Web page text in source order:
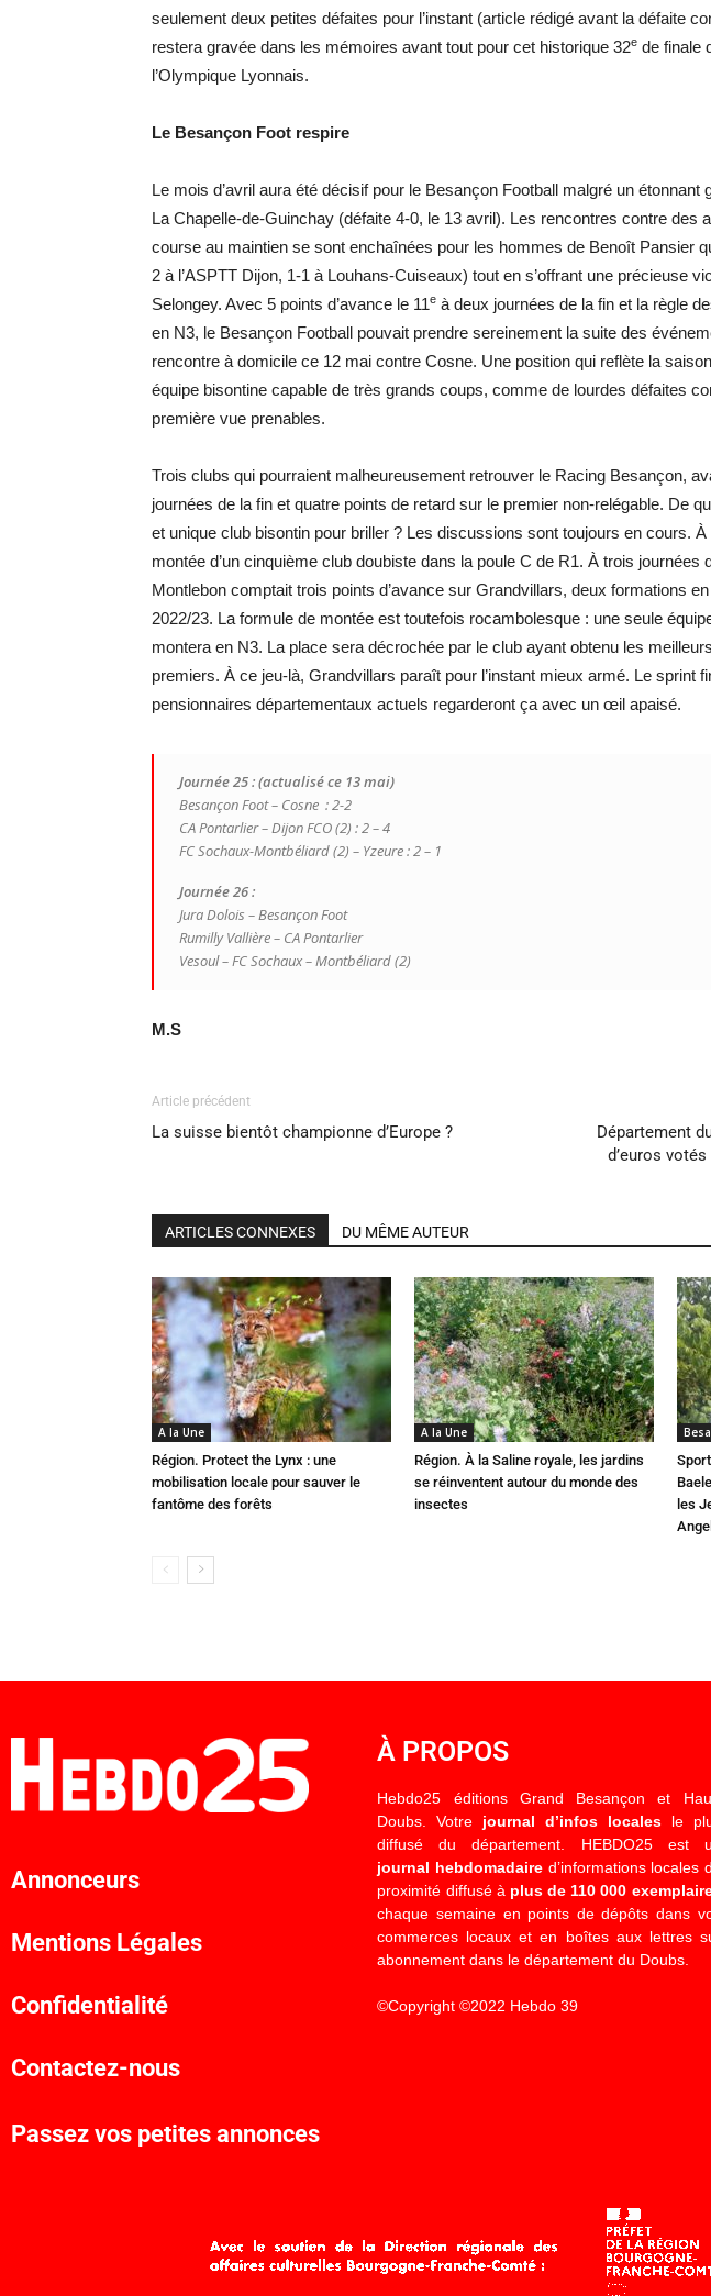
seulement deux petites défaites pour l’instant (article rédigé avant la défaite
restera gravée dans les mémoires avant tout pour cet historique 32e de finale
l’Olympique Lyonnais.
Le Besançon Foot respire
Le mois d’avril aura été décisif pour le Besançon Football malgré un étonnant
La Chapelle-de-Guinchay (défaite 4-0, le 13 avril). Les rencontres contre des
course au maintien se sont enchaînées pour les hommes de Benoît Pansier
2 à l’ASPTT Dijon, 1-1 à Louhans-Cuiseaux) tout en s’offrant une précieuse
Selongey. Avec 5 points d’avance le 11e à deux journées de la fin et la règle
en N3, le Besançon Football pouvait prendre sereinement la suite des
rencontre à domicile ce 12 mai contre Cosne. Une position qui reflète la
équipe bisontine capable de très grands coups, comme de lourdes défaites
première vue prenables.
Trois clubs qui pourraient malheureusement retrouver le Racing Besançon,
journées de la fin et quatre points de retard sur le premier non-relégable. De
et unique club bisontin pour briller ? Les discussions sont toujours en cours. À
montée d’un cinquième club doubiste dans la poule C de R1. À trois journées
Montlebon comptait trois points d’avance sur Grandvillars, deux formations
2022/23. La formule de montée est toutefois rocambolesque : une seule
montera en N3. La place sera décrochée par le club ayant obtenu les
premiers. À ce jeu-là, Grandvillars paraît pour l’instant mieux armé. Le sprint
pensionnaires départementaux actuels regarderont ça avec un œil apaisé.
Journée 25 : (actualisé ce 13 mai)
Besançon Foot – Cosne : 2-2
CA Pontarlier – Dijon FCO (2) : 2 – 4
FC Sochaux-Montbéliard (2) – Yzeure : 2 – 1
Journée 26 :
Jura Dolois – Besançon Foot
Rumilly Vallière – CA Pontarlier
Vesoul – FC Sochaux – Montbéliard (2)
M.S
Article précédent
La suisse bientôt championne d’Europe ?
Département
d’euros
ARTICLES CONNEXES DU MÊME AUTEUR
A la Une
Région. Protect the Lynx : une
mobilisation locale pour sauver le
fantôme des forêts
A la Une
Région. À la Saline royale, les jardins
se réinventent autour du monde des
insectes
les
Annonceurs
Mentions Légales
Confidentialité
Contactez-nous
Passez vos petites annonces
À PROPOS
Hebdo25 éditions Grand Besançon et
Doubs. Votre journal d’infos localesle
diffusé du département. HEBDO25 est
journal hebdomadaired’informations locales
proximité diffusé à plus de 110 000
chaque semaine en points de dépôts dans
commerces locaux et en boîtes aux lettres
abonnement dans le département du Doubs.
©Copyright ©2022 Hebdo 39